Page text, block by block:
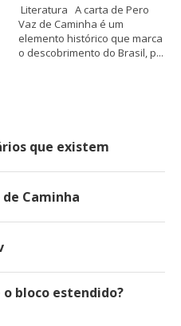
Literatura A carta de Pero
Vaz de Caminha é um
elemento histórico que marca
o descobrimento do Brasil, p...
que existem
Caminha
o bloco estendido?